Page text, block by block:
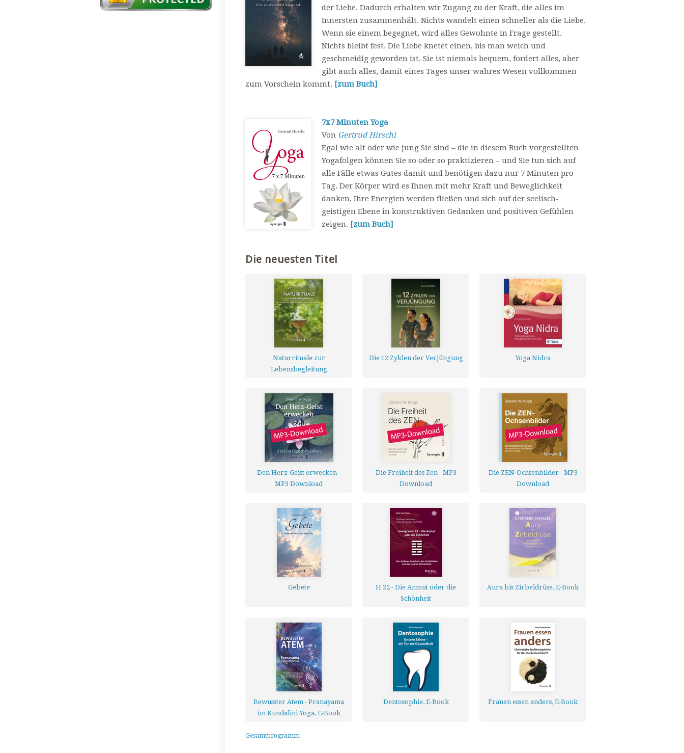
der Liebe. Dadurch erhalten wir Zugang zu der Kraft, die alles im
Innersten zusammenhält. Nichts wandelt einen schneller als die Liebe.
Wenn sie einem begegnet, wird alles Gewohnte in Frage gestellt.
Nichts bleibt fest. Die Liebe knetet einen, bis man weich und
geschmeidig geworden ist. Sie ist niemals bequem, fordert alles, aber
gibt auch alles, damit eines Tages unser wahres Wesen vollkommen
zum Vorschein kommt. [zum Buch]
7x7 Minuten Yoga
Von Gertrud Hirschi
Egal wie alt oder wie jung Sie sind – die in diesem Buch vorgestellten
Yogafolgen können Sie so oder so praktizieren – und Sie tun sich auf
alle Fälle etwas Gutes damit und benötigen dazu nur 7 Minuten pro
Tag. Der Körper wird es Ihnen mit mehr Kraft und Beweglichkeit
danken, Ihre Energien werden fließen und sich auf der seelisch-
geistigen Ebene in konstruktiven Gedanken und positiven Gefühlen
zeigen. [zum Buch]
Die neuesten Titel
Naturrituale zur
Lebensbegleitung
Die 12 Zyklen der Verjüngung Yoga Nidra
Den Herz-Geist erwecken -
MP3 Download
Die Freiheit des Zen - MP3
Download
Die ZEN-Ochsenbilder - MP3
Download
Gebete
H 22 - Die Anmut oder die
Schönheit
Aura bis Zirbeldrüse, E-Book
Bewusster Atem - Pranayama
im Kundalini Yoga, E-Book
Dentosophie, E-Book Frauen essen anders, E-Book
Gesamtprogramm